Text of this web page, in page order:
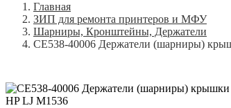
Главная
ЗИП для ремонта принтеров и МФУ
Шарниры, Кронштейны, Держатели
CE538-40006 Держатели (шарниры)